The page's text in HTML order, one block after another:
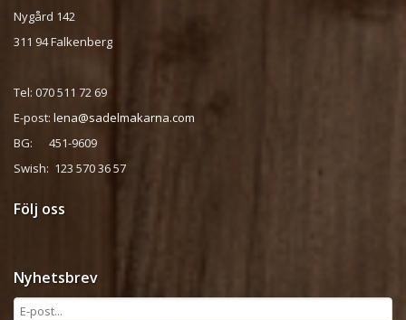
Nygård 142
311 94 Falkenberg
Tel: 070 511 72 69
E-post: lena@sadelmakarna.com
BG: 451-9609
Swish: 123 570 36 57
Följ oss
Nyhetsbrev